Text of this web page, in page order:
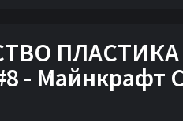
ПЛАСТИКА |
- Майнкрафт